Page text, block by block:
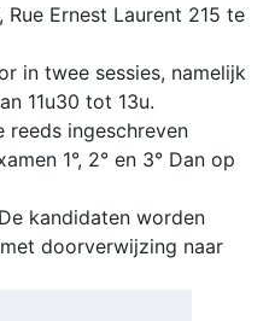
Rue Ernest Laurent 215 te
in twee sessies, namelijk
11u30 tot 13u.
reeds ingeschreven
1°, 2° en 3° Dan op
kandidaten worden
doorverwijzing naar